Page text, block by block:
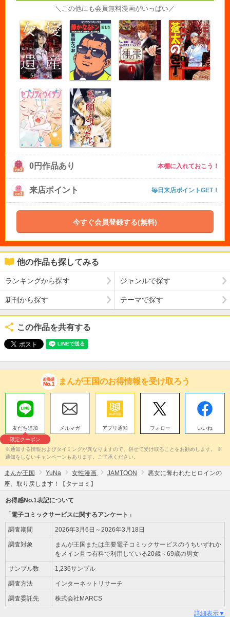
＼この他にも会員無料漫画がいっぱい／
0円作品あり 本棚に入れておこう！
来店ポイント 毎日来店ポイントGET！
今すぐ会員登録する(無料)
他の作品も探してみる
ランキングから探す ジャンルで探す
新刊から探す テーマで探す
この作品を共有する
まんが王国のお得情報を受け取ろう
友だち追加
限定クーポン
メルマガ アプリ通知 フォロー いいね
※通知する情報およびタイミングが異なりますので、併せて受け取ることをお勧めします。 ※
通知をしないキャンペーンもあります。ご了承ください。
まんが王国 YuNa 女性漫画 JAMTOON
悪女に奪われたヒロインの
座、取り戻します！【タテヨミ】
お得感No.1表記について
「電子コミックサービスに関するアンケート」
調査期間 2026年3月6日～2026年3月18日
調査対象
まんが王国または主要電子コミックサービスのうちいずれか
をメイン且つ有料で利用している20歳～69歳の男女
サンプル数 1,236サンプル
調査方法 インターネットリサーチ
調査委託先 株式会社MARCS
詳細表示▼